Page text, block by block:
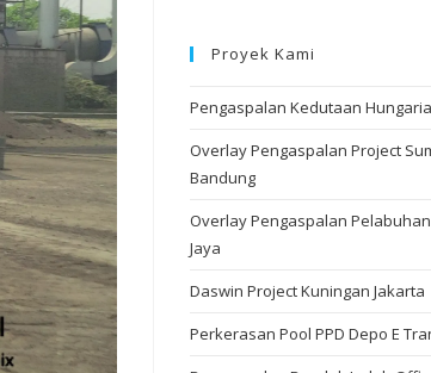
Proyek Kami
Pengaspalan Kedutaan
Overlay Pengaspalan Project
Bandung
Overlay Pengaspalan
Jaya
Daswin Project Kuningan Jakarta
Perkerasan Pool PPD Depo E